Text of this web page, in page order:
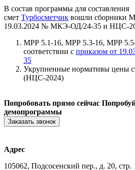
В состав программы для составления
смет Турбосметчик вошли сборники
19.03.2024 № МКЭ-ОД/24-35 и НЦС-
МРР 5.1-16, МРР 5.3-16, МРР
соответствии с приказом от
35
Укрупненные нормативы цены
(НЦС-2024)
Попробовать прямо сейчас
демопрограммы
Заказать звонок
Адрес
105062, Подсосенский пер., д. 20, стр.